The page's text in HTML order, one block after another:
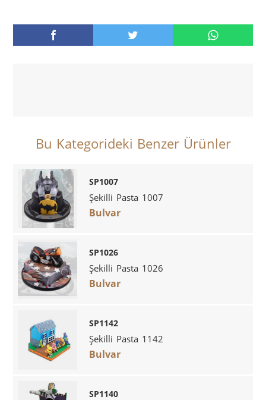
Bu Kategorideki Benzer Ürünler
SP1007
Şekilli Pasta 1007
Bulvar
SP1026
Şekilli Pasta 1026
Bulvar
SP1142
Şekilli Pasta 1142
Bulvar
SP1140